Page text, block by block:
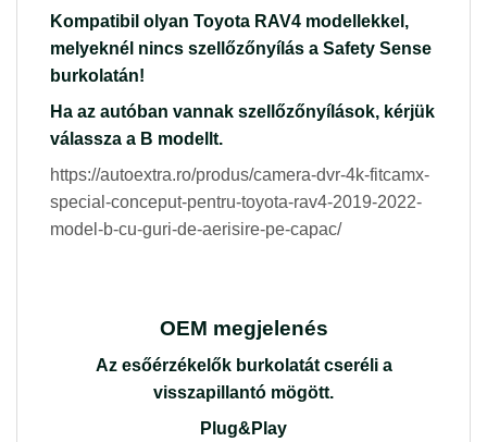
Kompatibil olyan Toyota RAV4 modellekkel,
melyeknél nincs szellőzőnyílás a Safety Sense
burkolatán!
Ha az autóban vannak szellőzőnyílások, kérjük
válassza a B modellt.
https://autoextra.ro/produs/camera-dvr-4k-fitcamx-
special-conceput-pentru-toyota-rav4-2019-2022-
model-b-cu-guri-de-aerisire-pe-capac/
OEM megjelenés
Az esőérzékelők burkolatát cseréli a
visszapillantó mögött.
Plug&Play